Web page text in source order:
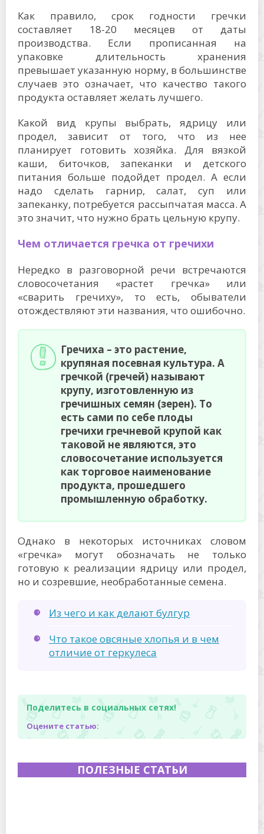
Как правило, срок годности гречки
составляет 18-20 месяцев от даты
производства. Если прописанная на
упаковке длительность хранения
превышает указанную норму, в большинстве
случаев это означает, что качество такого
продукта оставляет желать лучшего.
Какой вид крупы выбрать, ядрицу или
продел, зависит от того, что из нее
планирует готовить хозяйка. Для вязкой
каши, биточков, запеканки и детского
питания больше подойдет продел. А если
надо сделать гарнир, салат, суп или
запеканку, потребуется рассыпчатая масса. А
это значит, что нужно брать цельную крупу.
Чем отличается гречка от гречихи
Нередко в разговорной речи встречаются
словосочетания «растет гречка» или
«сварить гречиху», то есть, обыватели
отождествляют эти названия, что ошибочно.
Гречиха – это растение,
крупяная посевная культура. А
гречкой (гречей) называют
крупу, изготовленную из
гречишных семян (зерен). То
есть сами по себе плоды
гречихи гречневой крупой как
таковой не являются, это
словосочетание используется
как торговое наименование
продукта, прошедшего
промышленную обработку.
Однако в некоторых источниках словом
«гречка» могут обозначать не только
готовую к реализации ядрицу или продел,
но и созревшие, необработанные семена.
Из чего и как делают булгур
Что такое овсяные хлопья и в чем
отличие от геркулеса
Поделитесь в социальных сетях!
Оцените статью:
ПОЛЕЗНЫЕ СТАТЬИ